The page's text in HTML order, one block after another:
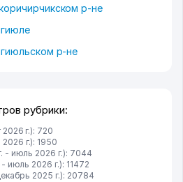
р-не
р-не
рубрики:
г.): 720
г.): 1950
- июль 2026 г.): 7044
июль 2026 г.): 11472
2025 г.): 20784